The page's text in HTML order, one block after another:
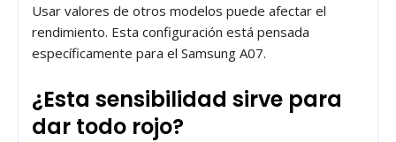
Usar valores de otros modelos puede afectar el
rendimiento. Esta configuración está pensada
específicamente para el Samsung A07.
¿Esta sensibilidad sirve para
dar todo rojo?